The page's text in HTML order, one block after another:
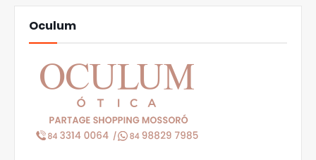
Oculum